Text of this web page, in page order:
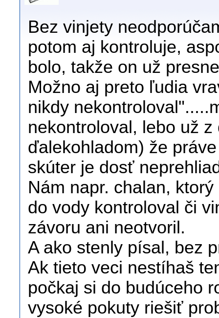
Bez vinjety
potom aj kontroluje,
bolo, takže on už
Možno aj preto ľudia
nikdy
nekontroloval, lebo už
ďalekohladom) že
skúter je dosť
Nám napr. chalan,
do vody kontroloval či
závoru ani neotvoril.
A ako stenly písal, bez
Ak tieto veci nestíhaš
počkaj si do budúceho
vysoké pokuty riešiť